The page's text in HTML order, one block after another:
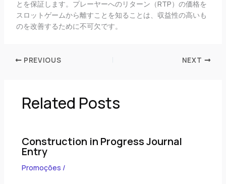
とを保証します。プレーヤーへのリターン（RTP）の価格を
スロットゲームから離すことを知ることは、収益性の高いも
のを改善するために不可欠です。
PREVIOUS NEXT
Related Posts
Construction in Progress Journal
Entry
Promoções /